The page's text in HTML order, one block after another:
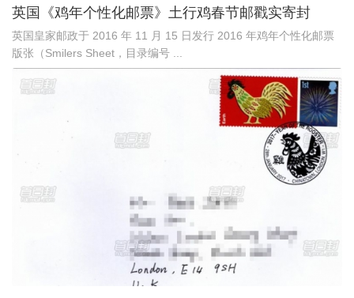
英国《鸡年个性化邮票》土行鸡春节邮戳实寄封
英国皇家邮政于 2016 年 11 月 15 日发行 2016 年鸡年个性化邮票
版张（Smilers Sheet，目录编号 ...